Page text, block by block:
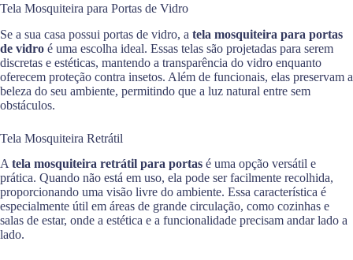
Tela Mosquiteira para Portas de Vidro
Se a sua casa possui portas de vidro, a tela mosquiteira para portas
de vidro é uma escolha ideal. Essas telas são projetadas para serem
discretas e estéticas, mantendo a transparência do vidro enquanto
oferecem proteção contra insetos. Além de funcionais, elas preservam a
beleza do seu ambiente, permitindo que a luz natural entre sem
obstáculos.
Tela Mosquiteira Retrátil
A tela mosquiteira retrátil para portas é uma opção versátil e
prática. Quando não está em uso, ela pode ser facilmente recolhida,
proporcionando uma visão livre do ambiente. Essa característica é
especialmente útil em áreas de grande circulação, como cozinhas e
salas de estar, onde a estética e a funcionalidade precisam andar lado a
lado.